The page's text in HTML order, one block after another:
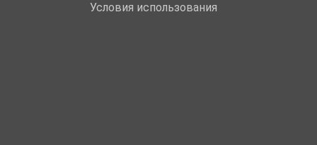
Условия использования